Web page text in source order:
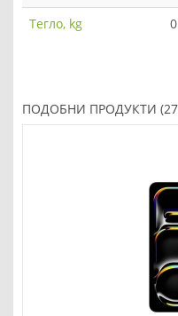
Тегло, kg
ПОДОБНИ ПРОДУКТИ